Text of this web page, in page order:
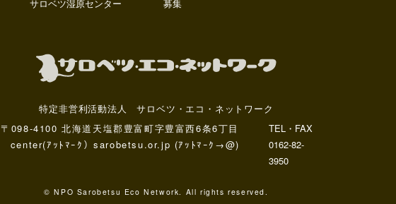
サロベツ湿原センター
募集
特定非営利活動法人 サロベツ・エコ・ネットワーク
〒098-4100 北海道天塩郡豊富町字豊富西6条6丁目
center(ｱｯﾄﾏｰｸ）sarobetsu.or.jp (ｱｯﾄﾏｰｸ→@)
TEL・FAX
0162-82-
3950
© NPO Sarobetsu Eco Network. All rights reserved.